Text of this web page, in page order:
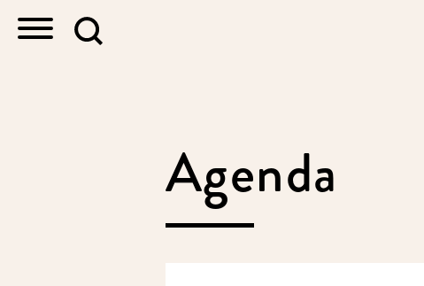
Agenda